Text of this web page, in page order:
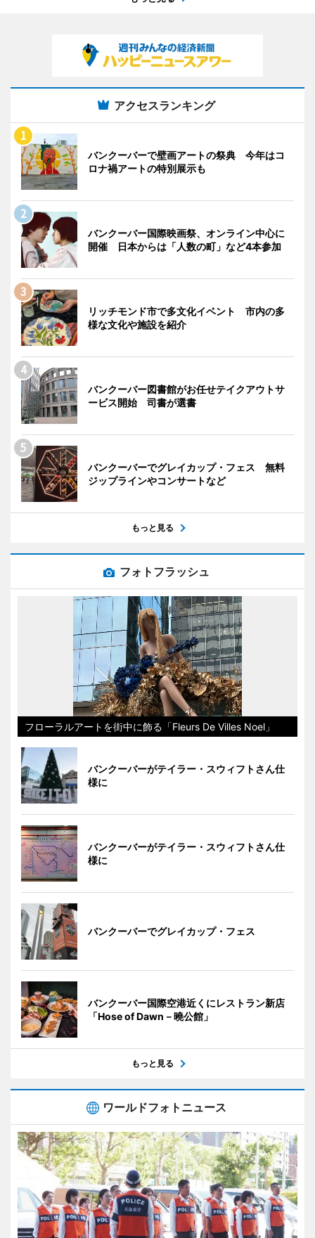
アクセスランキング
バンクーバーで壁画アートの祭典 今年はコ
ロナ禍アートの特別展示も
バンクーバー国際映画祭、オンライン中心に
開催 日本からは「人数の町」など4本参加
リッチモンド市で多文化イベント 市内の多
様な文化や施設を紹介
バンクーバー図書館がお任せテイクアウトサ
ービス開始 司書が選書
バンクーバーでグレイカップ・フェス 無料
ジップラインやコンサートなど
もっと見る
フォトフラッシュ
フローラルアートを街中に飾る「Fleurs De Villes Noel」
バンクーバーがテイラー・スウィフトさん仕
様に
バンクーバーがテイラー・スウィフトさん仕
様に
バンクーバーでグレイカップ・フェス
バンクーバー国際空港近くにレストラン新店
「Hose of Dawn－曉公館」
もっと見る
ワールドフォトニュース